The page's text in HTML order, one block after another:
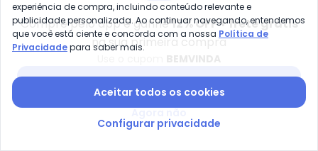
Bimini - Short (Bege Claro) em
Short (Bege Claro) em
Linho
BIMINI
A partir deR$ 53,99 R$ 119,99
Short (Floral Rosa)
MODA POP
-50%
Compre pelo app e ganhe12% OFF + frete grátis
na sua primeira compra
experiência de compra, incluindo conteúdo relevante e
publicidade personalizada. Ao continuar navegando, entendemos
que você está ciente e concorda com a nossa Política de
Privacidadepara saber mais.
Aceitar todos os cookies
Configurar privacidade